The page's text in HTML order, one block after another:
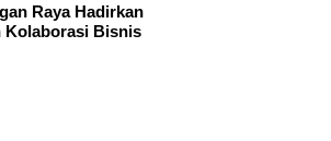
Raya Hadirkan
Kolaborasi Bisnis